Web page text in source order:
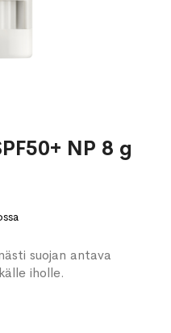
NP 8 g
suojan antava
iholle.